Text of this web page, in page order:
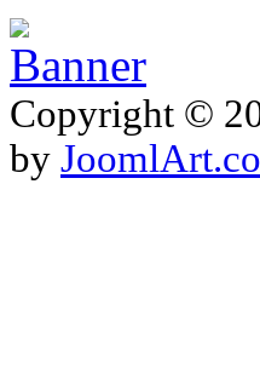
Copyright ©
by